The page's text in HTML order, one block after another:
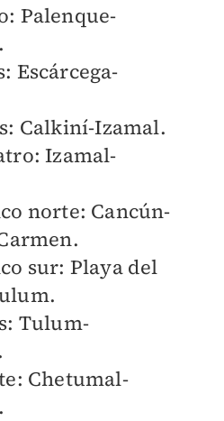
Palenque-
Escárcega-
Calkiní-Izamal.
Izamal-
norte: Cancún-
sur: Playa del
Tulum-
Chetumal-